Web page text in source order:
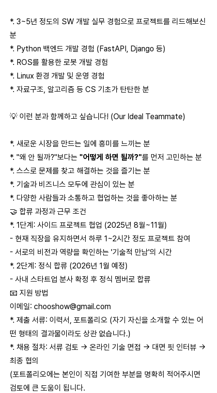
*. 3~5년 정도의 SW 개발 실무 경험으로 프로젝트를 리드해보신
분
*. Python 백엔드 개발 경험 (FastAPI, Django 등)
*. ROS를 활용한 로봇 개발 경험
*. Linux 환경 개발 및 운영 경험
*. 자료구조, 알고리즘 등 CS 기초가 탄탄한 분
💡 이런 분과 함께하고 싶습니다! (Our Ideal Teammate)
*. 새로운 시장을 만드는 일에 흥미를 느끼는 분
*. "왜 안 될까?"보다는 "어떻게 하면 될까?"를 먼저 고민하는 분
*. 스스로 문제를 찾고 해결하는 것을 즐기는 분
*. 기술과 비즈니스 모두에 관심이 있는 분
*. 다양한 사람들과 소통하고 협업하는 것을 좋아하는 분
🤝 합류 과정과 근무 조건
*. 1단계: 사이드 프로젝트 협업 (2025년 8월~11월)
- 현재 직장을 유지하면서 하루 1~2시간 정도 프로젝트 참여
- 서로의 비전과 역량을 확인하는 '기술적 만남'의 시간
*. 2단계: 정식 합류 (2026년 1월 예정)
- 사내 스타트업 분사 확정 후 정식 멤버로 합류
📧 지원 방법
이메일: chooshow@gmail.com
*. 제출 서류: 이력서, 포트폴리오 (자기 자신을 소개할 수 있는 어
떤 형태의 결과물이라도 상관 없습니다.)
*. 채용 절차: 서류 검토 → 온라인 기술 면접 → 대면 핏 인터뷰 →
최종 협의
(포트폴리오에는 본인이 직접 기여한 부분을 명확히 적어주시면
검토에 큰 도움이 됩니다.